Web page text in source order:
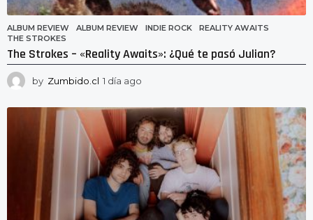
ALBUM REVIEW ALBUM REVIEW ,INDIE ROCK ,REALITY AWAITS
THE STROKES
The Strokes – «Reality Awaits»: ¿Qué te pasó Julian?
by Zumbido.cl 1 día ago
í
a
a
g
o